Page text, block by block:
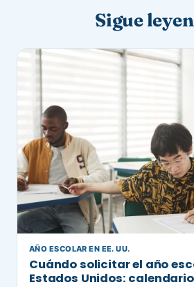
Sigue
AÑO ESCOLAR EN EE. UU.
Cuándo solicitar el año
Estados Unidos: